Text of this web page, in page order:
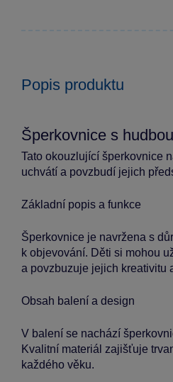
Popis produktu
Šperkovnice s
Tato okouzlující šperkovnice
uchvátí a povzbudí jejich
Základní popis a funkce
Šperkovnice je navržena s
k objevování. Děti si mohou
a povzbuzuje jejich kreativitu
Obsah balení a design
V balení se nachází
Kvalitní materiál zajišťuje
každého věku.